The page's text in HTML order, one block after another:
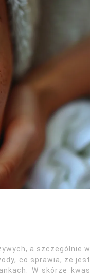
a szczególnie w
co sprawia, że jest
W skórze kwas